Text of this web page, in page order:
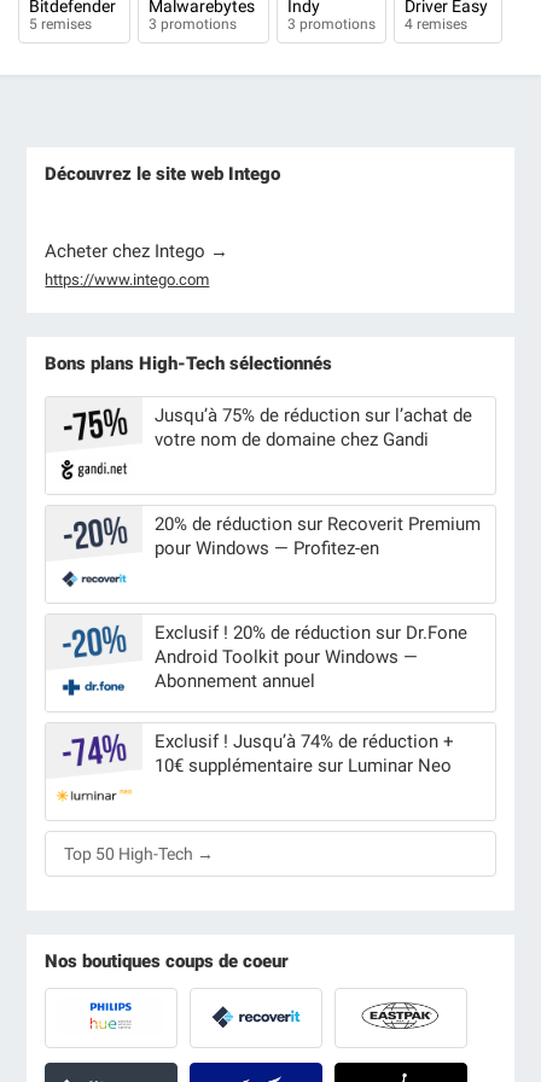
Bitdefender
5 remises
Malwarebytes
3 promotions
Indy
3 promotions
Driver Easy
4 remises
Découvrez le site web Intego
Acheter chez Intego →
https://www.intego.com
Bons plans High-Tech sélectionnés
Jusqu’à 75% de réduction sur l’achat de
votre nom de domaine chez Gandi
20% de réduction sur Recoverit Premium
pour Windows — Profitez-en
Exclusif ! 20% de réduction sur Dr.Fone
Android Toolkit pour Windows —
Abonnement annuel
Exclusif ! Jusqu’à 74% de réduction +
10€ supplémentaire sur Luminar Neo
Top 50 High-Tech →
Nos boutiques coups de coeur